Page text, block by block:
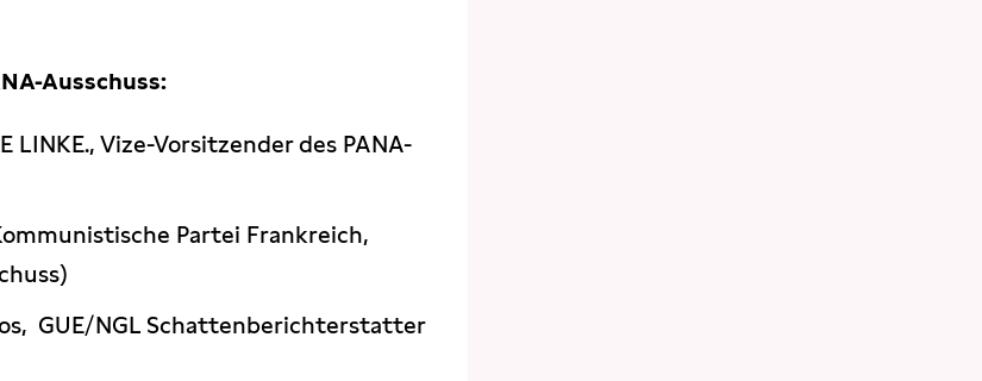
Ausschuss:
LINKE., Vize-Vorsitzender des PANA-
Partei Frankreich,
GUE/NGL Schattenberichterstatter